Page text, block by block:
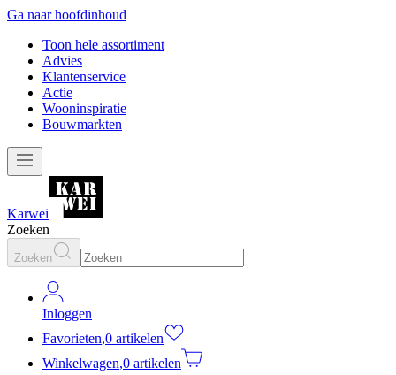
Ga naar hoofdinhoud
Toon hele assortiment
Advies
Klantenservice
Actie
Wooninspiratie
Bouwmarkten
Karwei
Zoeken
Zoeken
Inloggen
Favorieten,0 artikelen
Winkelwagen,0 artikelen